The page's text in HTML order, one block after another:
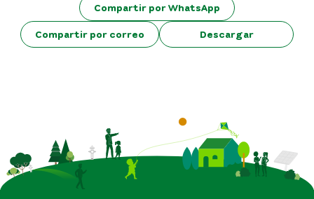
Compartir por WhatsApp
Compartir por correo Descargar